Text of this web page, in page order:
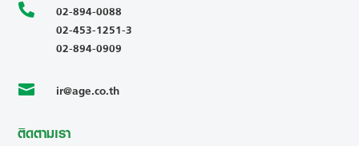

02-894-0088
02-453-1251-3
02-894-0909
 ir@age.co.th
ติดตามเรา